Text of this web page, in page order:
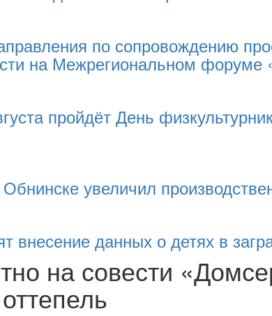
по сопровождению
на Межрегиональном форуме
пройдёт День
увеличил
внесение данных о детях в
на совести